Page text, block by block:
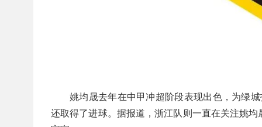
姚均晟去年在中甲冲超阶段表现出色，为绿
还取得了进球。据报道，浙江队则一直在关注姚